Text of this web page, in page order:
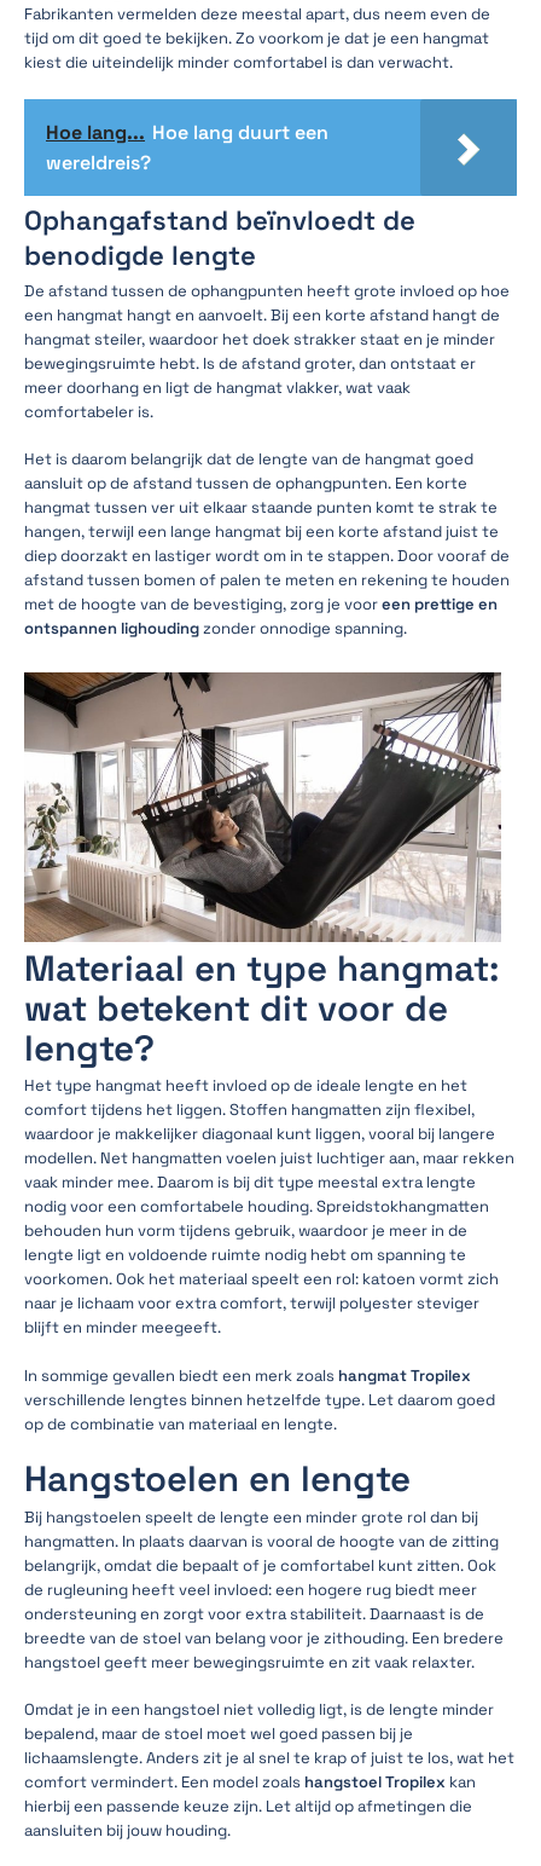
Fabrikanten vermelden deze meestal apart, dus neem even de
tijd om dit goed te bekijken. Zo voorkom je dat je een hangmat
kiest die uiteindelijk minder comfortabel is dan verwacht.
Hoe lang... Hoe lang duurt een
wereldreis?
Ophangafstand beïnvloedt de
benodigde lengte
De afstand tussen de ophangpunten heeft grote invloed op hoe
een hangmat hangt en aanvoelt. Bij een korte afstand hangt de
hangmat steiler, waardoor het doek strakker staat en je minder
bewegingsruimte hebt. Is de afstand groter, dan ontstaat er
meer doorhang en ligt de hangmat vlakker, wat vaak
comfortabeler is.
Het is daarom belangrijk dat de lengte van de hangmat goed
aansluit op de afstand tussen de ophangpunten. Een korte
hangmat tussen ver uit elkaar staande punten komt te strak te
hangen, terwijl een lange hangmat bij een korte afstand juist te
diep doorzakt en lastiger wordt om in te stappen. Door vooraf de
afstand tussen bomen of palen te meten en rekening te houden
met de hoogte van de bevestiging, zorg je vooreen prettige en
ontspannen lighoudingzonder onnodige spanning.
Materiaal en type hangmat:
wat betekent dit voor de
lengte?
Het type hangmat heeft invloed op de ideale lengte en het
comfort tijdens het liggen. Stoffen hangmatten zijn flexibel,
waardoor je makkelijker diagonaal kunt liggen, vooral bij langere
modellen. Net hangmatten voelen juist luchtiger aan, maar rekken
vaak minder mee. Daarom is bij dit type meestal extra lengte
nodig voor een comfortabele houding. Spreidstokhangmatten
behouden hun vorm tijdens gebruik, waardoor je meer in de
lengte ligt en voldoende ruimte nodig hebt om spanning te
voorkomen. Ook het materiaal speelt een rol: katoen vormt zich
naar je lichaam voor extra comfort, terwijl polyester steviger
blijft en minder meegeeft.
In sommige gevallen biedt een merk zoals hangmat Tropilex
verschillende lengtes binnen hetzelfde type. Let daarom goed
op de combinatie van materiaal en lengte.
Hangstoelen en lengte
Bij hangstoelen speelt de lengte een minder grote rol dan bij
hangmatten. In plaats daarvan is vooral de hoogte van de zitting
belangrijk, omdat die bepaalt of je comfortabel kunt zitten. Ook
de rugleuning heeft veel invloed: een hogere rug biedt meer
ondersteuning en zorgt voor extra stabiliteit. Daarnaast is de
breedte van de stoel van belang voor je zithouding. Een bredere
hangstoel geeft meer bewegingsruimte en zit vaak relaxter.
Omdat je in een hangstoel niet volledig ligt, is de lengte minder
bepalend, maar de stoel moet wel goed passen bij je
lichaamslengte. Anders zit je al snel te krap of juist te los, wat het
comfort vermindert. Een model zoals hangstoel Tropilex kan
hierbij een passende keuze zijn. Let altijd op afmetingen die
aansluiten bij jouw houding.